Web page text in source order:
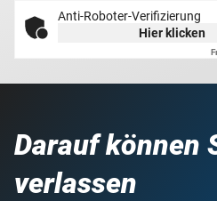
Anti-Roboter-Verifizierung
Hier klicken
Darauf können
verlassen